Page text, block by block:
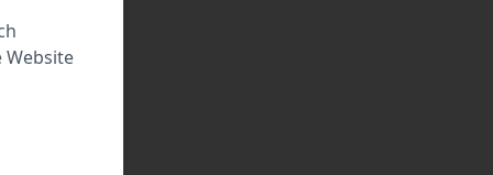
Website